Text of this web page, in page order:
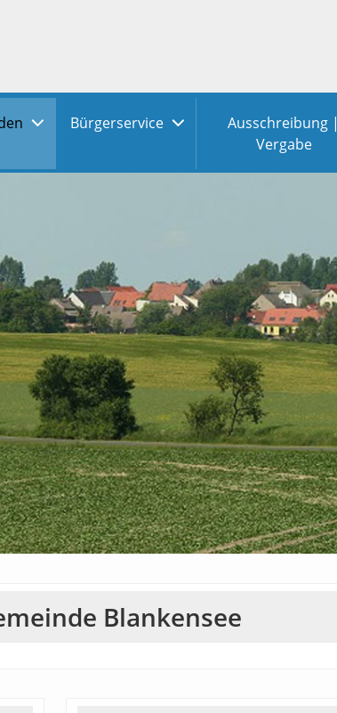
Bürgerservice
Ausschreibung |
Vergabe
Blankensee